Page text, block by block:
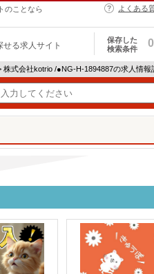
のことなら
よくある
せる求人サイト
保存した
検索条件
0
株式会社kotrio /●NG-H-1894887の求人情報